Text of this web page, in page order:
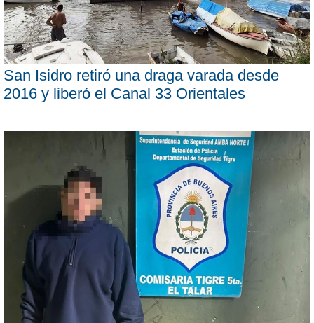
San Isidro retiró una draga varada desde
2016 y liberó el Canal 33 Orientales